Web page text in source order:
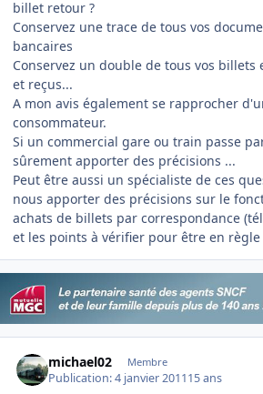
billet retour ?
Conservez une trace de tous vos
bancaires
Conservez un double de tous vos billets
et reçus...
A mon avis également se rapprocher
consommateur.
Si un commercial gare ou train passe
sûrement apporter des précisions ...
Peut être aussi un spécialiste de ces
nous apporter des précisions sur le
achats de billets par correspondance
et les points à vérifier pour être en
michael02 Membre
Publication:4 janvier 201115 ans